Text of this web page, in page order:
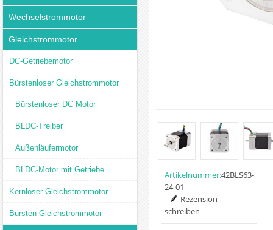
Wechselstrommotor
Gleichstrommotor
DC-Getriebemotor
Bürstenloser Gleichstrommotor
Bürstenloser DC Motor
BLDC-Treiber
Außenläufermotor
BLDC-Motor mit Getriebe
Kernloser Gleichstrommotor
Bürsten Gleichstrommotor
Artikelnummer:42BLS63-
24-01
Rezension
schreiben